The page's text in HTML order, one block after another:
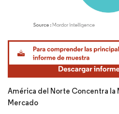
Imagen © Mordor Intelligence. El uso
América del Norte Concentra la
Mercado